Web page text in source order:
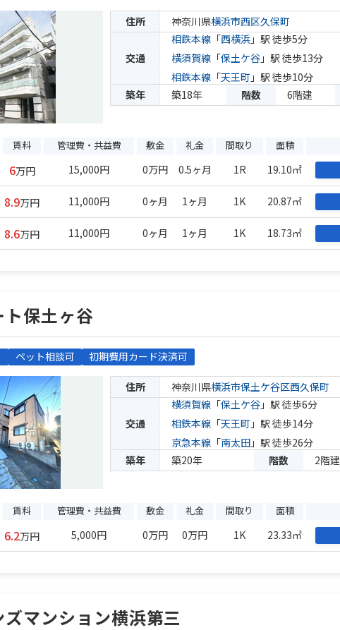
住所 神奈川県横浜市西区久保町
交通
相鉄本線 「西横浜 」駅 徒歩5分
横須賀線 「保土ケ谷 」駅 徒歩13分
相鉄本線 「天王町 」駅 徒歩10分
築年
築18年 階数 6階建
賃料 管理費・共益費 敷金 礼金 間取り 面積
6万円 15,000円 0万円 0.5ヶ月 1R 19.10㎡
8.9万円 11,000円 0ヶ月 1ヶ月 1K 20.87㎡
8.6万円 11,000円 0ヶ月 1ヶ月 1K 18.73㎡
保土ヶ谷
ペット相談可 初期費用カード決済可
住所 神奈川県横浜市保土ケ谷区西久保町
交通
横須賀線 「保土ケ谷 」駅 徒歩6分
相鉄本線 「天王町 」駅 徒歩14分
京急本線 「南太田 」駅 徒歩26分
築年
築20年 階数 2階建
賃料 管理費・共益費 敷金 礼金 間取り 面積
6.2万円 5,000円 0万円 0万円 1K 23.33㎡
ズマンション横浜第三